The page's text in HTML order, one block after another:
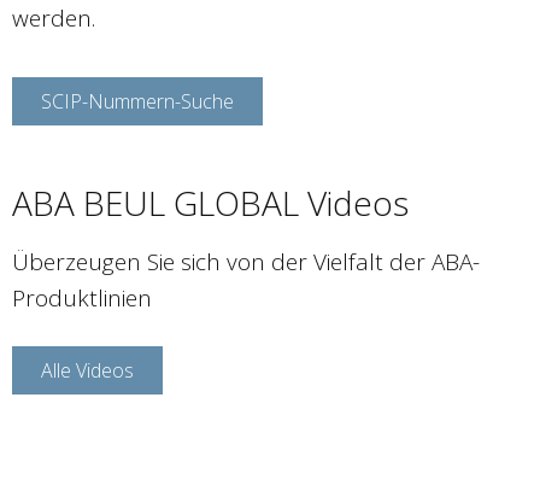
werden.
SCIP-Nummern-Suche
ABA BEUL GLOBAL Videos
Überzeugen Sie sich von der Vielfalt der ABA-
Produktlinien
Alle Videos